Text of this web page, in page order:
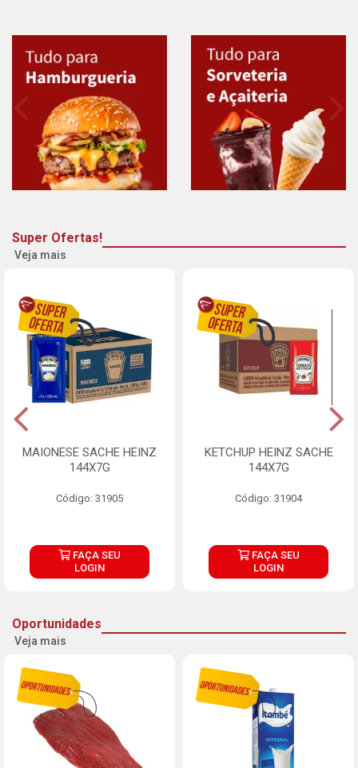
Super Ofertas!
Veja mais
MAIONESE SACHE HEINZ
144X7G
Código: 31905
FAÇA SEU
LOGIN
KETCHUP HEINZ SACHE
144X7G
Código: 31904
FAÇA SEU
LOGIN
Oportunidades
Veja mais